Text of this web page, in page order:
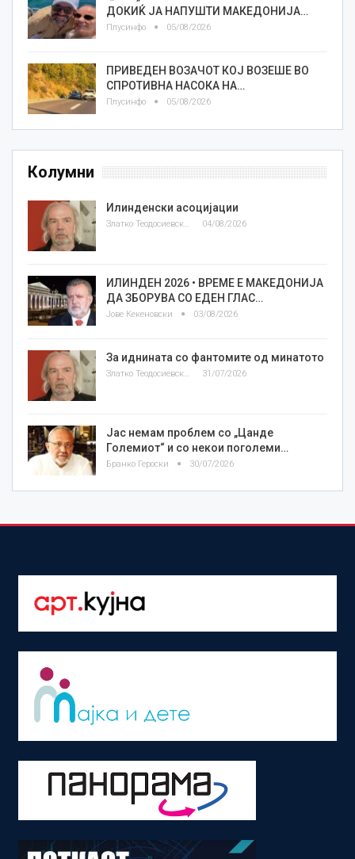
ДОКИЌ ЈА НАПУШТИ МАКЕДОНИЈА…
Плусинфо 05/08/2026
ПРИВЕДЕН ВОЗАЧОТ КОЈ ВОЗЕШЕ ВО
СПРОТИВНА НАСОКА НА…
Плусинфо 05/08/2026
Колумни
Илинденски асоцијации
Златко Теодосиевски 04/08/2026
ИЛИНДЕН 2026 • ВРЕМЕ Е МАКЕДОНИЈА
ДА ЗБОРУВА СО ЕДЕН ГЛАС…
Јове Кекеновски 03/08/2026
За иднината со фантомите од минатото
Златко Теодосиевски 31/07/2026
Јас немам проблем со „Цанде
Големиот“ и со некои поголеми…
Бранко Героски 30/07/2026